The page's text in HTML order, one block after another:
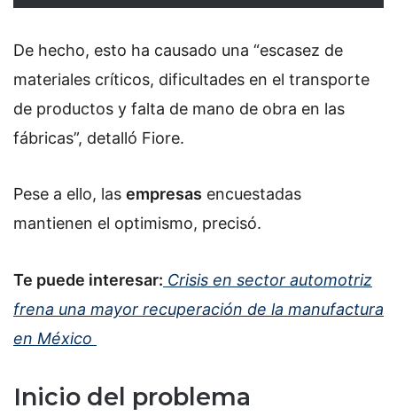
De hecho, esto ha causado una “escasez de
materiales críticos, dificultades en el transporte
de productos y falta de mano de obra en las
fábricas”, detalló Fiore.
Pese a ello, las empresas encuestadas
mantienen el optimismo, precisó.
Te puede interesar: Crisis en sector automotriz
frena una mayor recuperación de la manufactura
en México
Inicio del problema